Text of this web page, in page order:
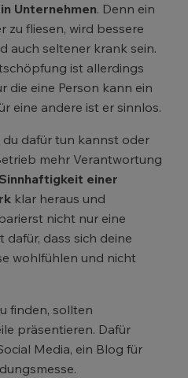
Unternehmen. Denn ein
zu fliesen, wird bessere
auch seltener krank sein.
ist allerdings
die eine Person kann ein
eine andere ist er sinnlos.
du dafür tun kannst oder
mehr Verantwortung
Sinnhaftigkeit einer
klar heraus und
nicht nur eine
dafür, dass sich deine
wohlfühlen und nicht
finden, sollten
präsentieren. Dafür
Media, ein Blog für